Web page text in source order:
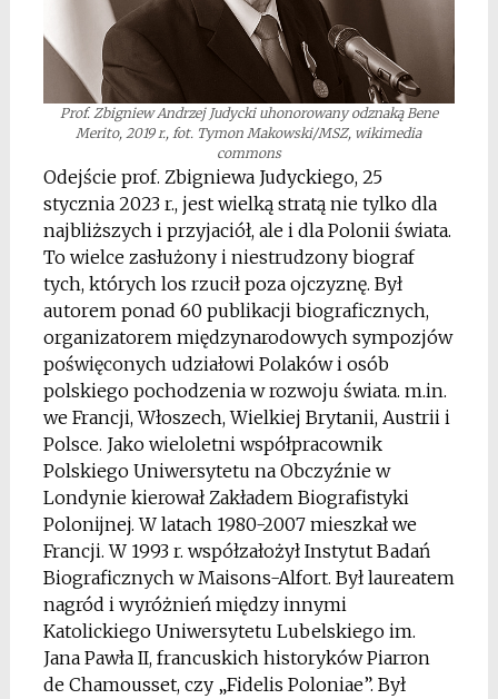
Prof. Zbigniew Andrzej Judycki uhonorowany odznaką Bene
Merito, 2019 r., fot. Tymon Makowski/MSZ, wikimedia
commons
Odejście prof. Zbigniewa Judyckiego, 25
stycznia 2023 r., jest wielką stratą nie tylko dla
najbliższych i przyjaciół, ale i dla Polonii świata.
To wielce zasłużony i niestrudzony biograf
tych, których los rzucił poza ojczyznę. Był
autorem ponad 60 publikacji biograficznych,
organizatorem międzynarodowych sympozjów
poświęconych udziałowi Polaków i osób
polskiego pochodzenia w rozwoju świata. m.in.
we Francji, Włoszech, Wielkiej Brytanii, Austrii i
Polsce. Jako wieloletni współpracownik
Polskiego Uniwersytetu na Obczyźnie w
Londynie kierował Zakładem Biografistyki
Polonijnej. W latach 1980-2007 mieszkał we
Francji. W 1993 r. współzałożył Instytut Badań
Biograficznych w Maisons-Alfort. Był laureatem
nagród i wyróżnień między innymi
Katolickiego Uniwersytetu Lubelskiego im.
Jana Pawła II, francuskich historyków Piarron
de Chamousset, czy „Fidelis Poloniae”. Był